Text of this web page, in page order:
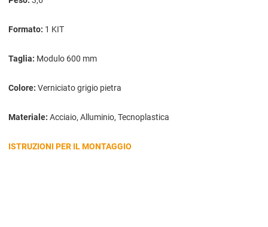
Formato: 1 KIT
Taglia: Modulo 600 mm
Colore: Verniciato grigio pietra
Materiale: Acciaio, Alluminio, Tecnoplastica
ISTRUZIONI PER IL MONTAGGIO